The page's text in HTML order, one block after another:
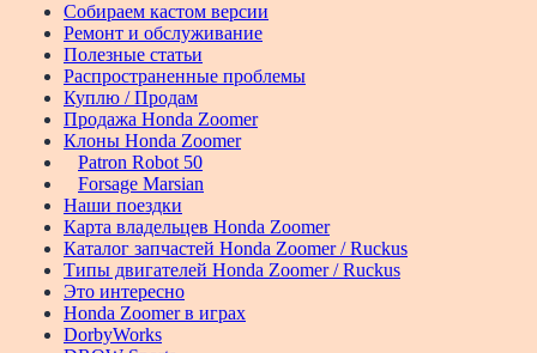
Собираем кастом версии
Ремонт и обслуживание
Полезные статьи
Распространенные проблемы
Куплю / Продам
Продажа Honda Zoomer
Клоны Honda Zoomer
Patron Robot 50
Forsage Marsian
Наши поездки
Карта владельцев Honda Zoomer
Каталог запчастей Honda Zoomer / Ruckus
Типы двигателей Honda Zoomer / Ruckus
Это интересно
Honda Zoomer в играх
DorbyWorks